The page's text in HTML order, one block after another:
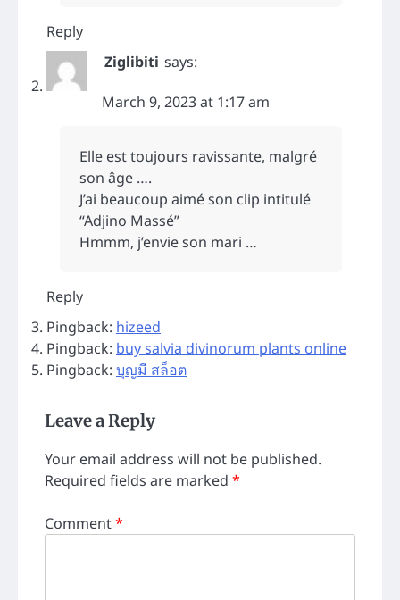
Reply
Ziglibiti says:
March 9, 2023 at 1:17 am
Elle est toujours ravissante, malgré
son âge ….
J’ai beaucoup aimé son clip intitulé
“Adjino Massé”
Hmmm, j’envie son mari …
Reply
Pingback: hizeed
Pingback: buy salvia divinorum plants online
Pingback: บุญมี สล็อต
Leave a Reply
Your email address will not be published.
Required fields are marked *
Comment*